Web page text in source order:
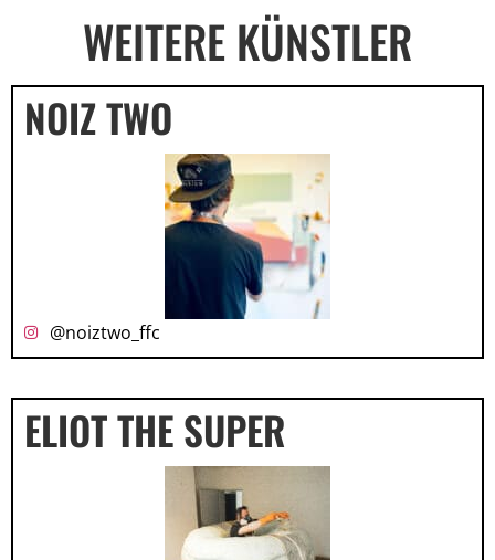
WEITERE KÜNSTLER
NOIZ TWO
@noiztwo_ffc
ELIOT THE SUPER